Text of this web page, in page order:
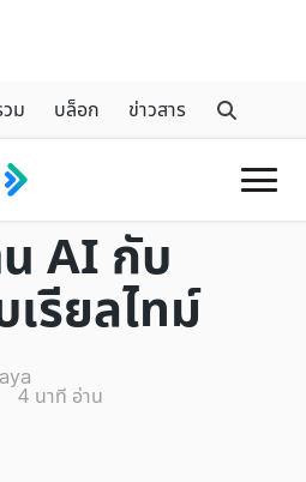
ม บล็อก ข่าวสาร
AI กับ
รียลไทม์
4 นาที อ่าน